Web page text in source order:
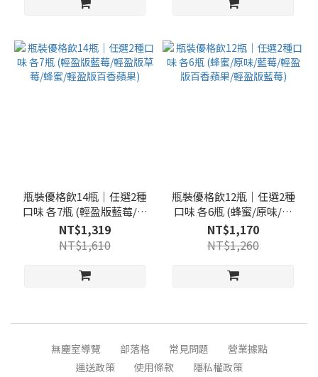
瓶裝優格飲14瓶｜任選2種
口味 各7瓶 (輕盈版藍莓/輕
盈版草莓/蜂蜜/輕盈版百香
蘋果)
NT$1,319
NT$1,610
瓶裝優格飲12瓶｜任選2種
口味 各6瓶 (蜂蜜/原味/藍
莓/輕盈版百香蘋果/輕盈版
藍莓)
NT$1,170
NT$1,260
無塵室導覽 部落格 常見問題
營業據點
運送政策
使用條款 隱私權政策